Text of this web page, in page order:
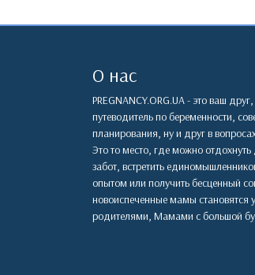
О нас
PREGNANCY.ORG.UA - это ваш
путеводитель по беременности,
планирования, ну и друг в
Это то место, где можно
забот, встретить
опытом или получить бесценный
новоиспеченные мамы становятся
родителями, Мамами с большой